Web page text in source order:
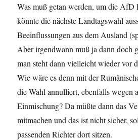
Was muß getan werden, um die AfD
könnte die nächste Landtagswahl
Beeinflussungen aus dem Ausland
Aber irgendwann muß ja dann doch
man steht dann vielleicht wieder vor
Wie wäre es denn mit der
die Wahl annulliert, ebenfalls wegen
Einmischung? Da müßte dann das
mitmachen und das ist nicht sicher,
passenden Richter dort sitzen.